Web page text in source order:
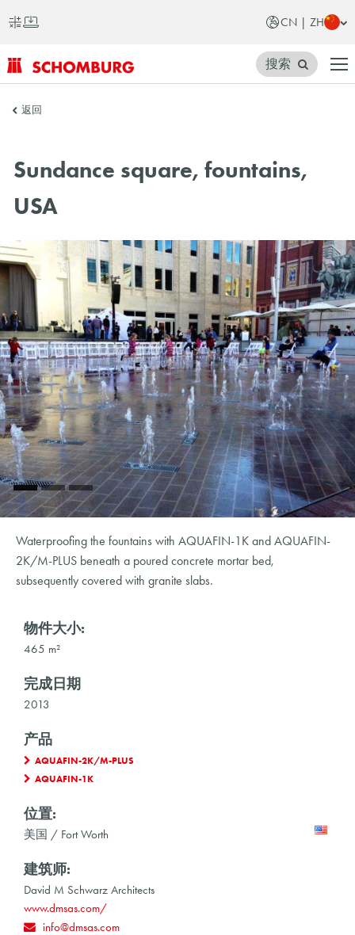
CN | ZH
SCHOMBURG
国
搜索
返回
Sundance square, fountains,
USA
Waterproofing the fountains with AQUAFIN-1K and AQUAFIN-
2K/M-PLUS beneath a poured concrete mortar bed,
subsequently covered with granite slabs.
物件大小:
465 m²
完成日期
2013
产品
AQUAFIN-2K/M-PLUS
AQUAFIN-1K
位置:
美国 / Fort Worth
建筑师:
David M Schwarz Architects
www.dmsas.com/
info@dmsas.com